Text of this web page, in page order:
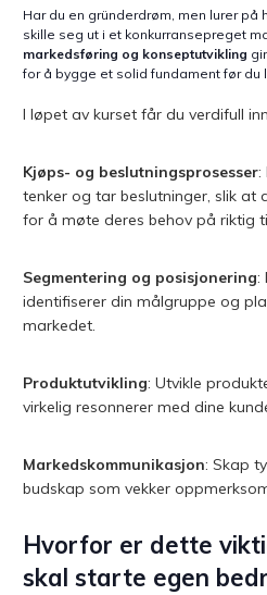
Har du en gründerdrøm, men lurer på
skille seg ut i et konkurransepreget
markedsføring og konseptutvikling
for å bygge et solid fundament før du
I løpet av kurset får du verdifull
Kjøps- og beslutningsprosesser:
tenker og tar beslutninger, slik at
for å møte deres behov på riktig
Segmentering og posisjonering:
identifiserer din målgruppe og
markedet.
Produktutvikling: Utvikle
virkelig resonnerer med dine
Markedskommunikasjon: Skap
budskap som vekker
Hvorfor er dette
skal starte egen